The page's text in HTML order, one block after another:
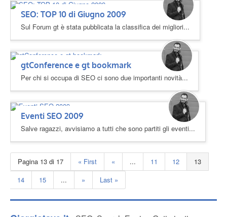
SEO: TOP 10 di Giugno 2009
Sul Forum gt è stata pubblicata la classifica dei migliori...
gtConference e gt bookmark
Per chi si occupa di SEO ci sono due importanti novità...
Eventi SEO 2009
Salve ragazzi, avvisiamo a tutti che sono partiti gli eventi...
Pagina 13 di 17 « First « ... 11 12
13
14
15 ... » Last »